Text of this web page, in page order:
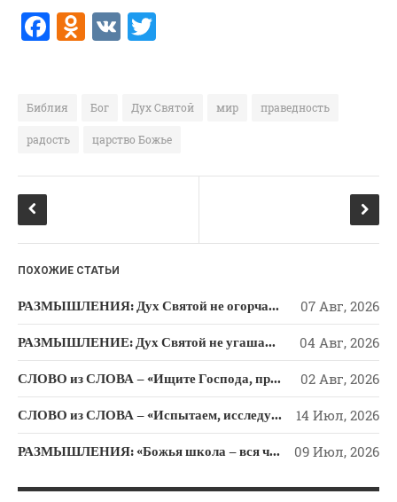
Информация
Христа"
Размышления
Пришествие ИХ"
Семинары Для Лидеров/
Служителей
Слово Из Слова
Служение
F
a
e
b
o
O
d
o
kl
a
ki
V
K
te
r
Библия Бог Дух Святой мир праведность
радость царство Божье
ПОХОЖИЕ СТАТЬИ
РАЗМЫШЛЕНИЯ: Дух Святой не огорчайте и не оскорбляйте! 07 Авг, 2026
РАЗМЫШЛЕНИЕ: Дух Святой не угашайте! 04 Авг, 2026
СЛОВО из СЛОВА – «Ищите Господа, призывайте Его» (Исаии 55) 02 Авг, 2026
СЛОВО из СЛОВА – «Испытаем, исследуем пути свои и обратимся к Господу» 14 Июл, 2026
РАЗМЫШЛЕНИЯ: «Божья школа – вся человеческая жизнь» 09 Июл, 2026